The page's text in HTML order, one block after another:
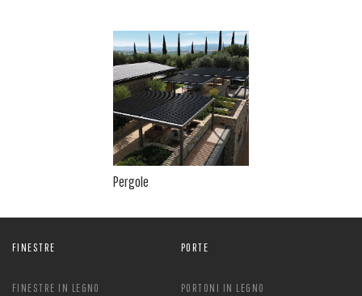
Pergole
FINESTRE
FINESTRE IN LEGNO
PORTE
PORTONI IN LEGNO